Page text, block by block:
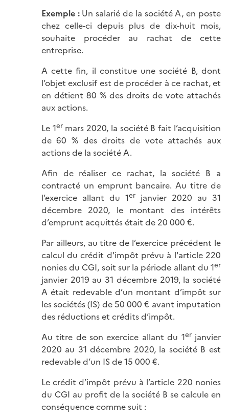
Exemple :Un salarié de la société A, en poste
chez celle-ci depuis plus de dix-huit mois,
souhaite procéder au rachat de cette
entreprise.
A cette fin, il constitue une société B, dont
l’objet exclusif est de procéder à ce rachat, et
en détient 80 % des droits de vote attachés
aux actions.
Le 1ermars 2020, la société B fait l’acquisition
de 60 % des droits de vote attachés aux
actions de la société A.
Afin de réaliser ce rachat, la société B a
contracté un emprunt bancaire. Au titre de
l’exercice allant du 1erjanvier 2020 au 31
décembre 2020, le montant des intérêts
d’emprunt acquittés était de 20 000 €.
Par ailleurs, au titre de l’exercice précédent le
calcul du crédit d'impôt prévu à l'article 220
nonies du CGI, soit sur la période allant du 1er
janvier 2019 au 31 décembre 2019, la société
A était redevable d’un montant d’impôt sur
les sociétés (IS) de 50 000 € avant imputation
des réductions et crédits d’impôt.
Au titre de son exercice allant du 1erjanvier
2020 au 31 décembre 2020, la société B est
redevable d’un IS de 15 000 €.
Le crédit d’impôt prévu à l’article 220 nonies
du CGI au profit de la société B se calcule en
conséquence comme suit :